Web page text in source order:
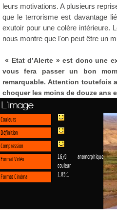
leurs motivations. A plusieurs
que le terrorisme est davantage
exutoir pour une colère intérieure.
nous montre que l'on peut être un
« Etat d’Alerte » est donc une
vous fera passer un bon
remarquable. Attention toutefois
choquer les moins de douze ans
L'image
Couleurs
Définition
Compression
Format Vidéo
16/9 anamorphique
couleur
Format Cinéma
1.85:1